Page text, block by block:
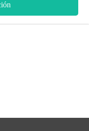
sin causarle daño al
bajo la